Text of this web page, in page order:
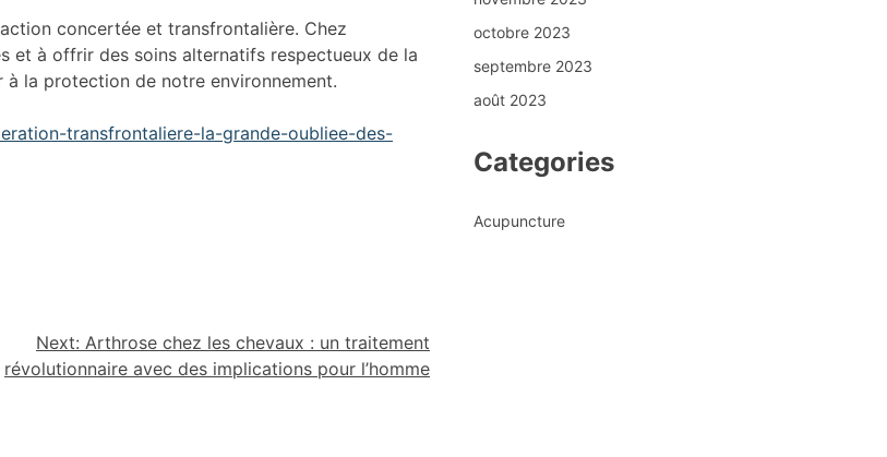
concertée et transfrontalière. Chez
et à offrir des soins alternatifs respectueux de la
la protection de notre environnement.
transfrontaliere-la-grande-oubliee-des-
Next: Arthrose chez les chevaux : un traitement
révolutionnaire avec des implications pour l’homme
octobre 2023
septembre 2023
août 2023
Categories
Acupuncture